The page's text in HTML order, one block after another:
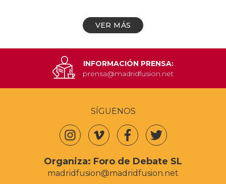
VER MÁS
INFORMACIÓN PRENSA:
prensa@madridfusion.net
SÍGUENOS
Organiza: Foro de Debate SL
madridfusion@madridfusion.net